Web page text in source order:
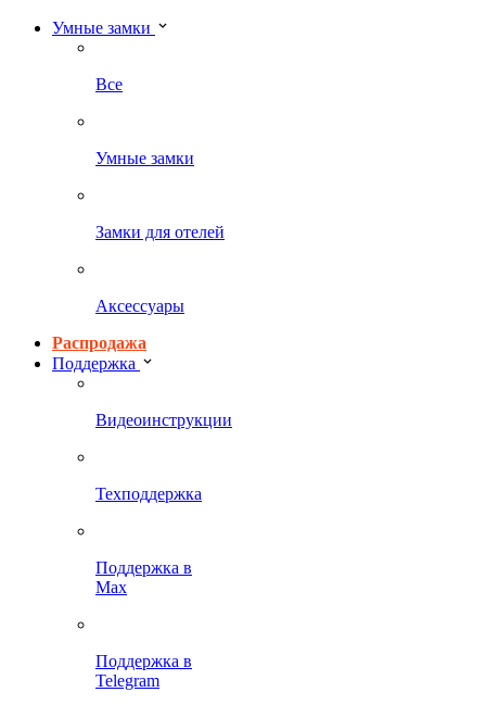
Умные замки
Все
Умные замки
Замки для отелей
Аксессуары
Распродажа
Поддержка
Видеоинструкции
Техподдержка
Поддержка в
Max
Поддержка в
Telegram